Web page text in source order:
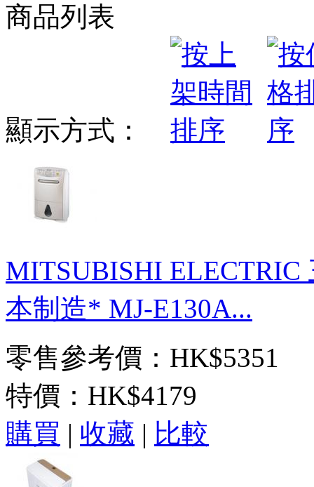
商品列表
顯示方式：
MITSUBISHI
本制造* MJ-E130A...
零售參考價：HK$5351
特價： HK$4179
購買 | 收藏 | 比較